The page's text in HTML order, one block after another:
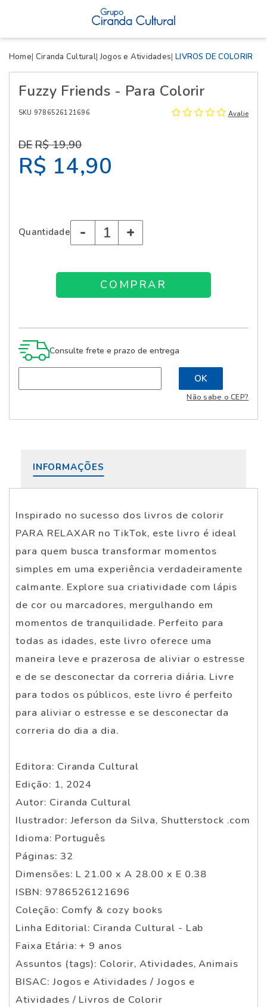
Home Ciranda Cultural Jogos e Atividades LIVROS DE COLORIR
Fuzzy Friends - Para Colorir
SKU 9786526121696 Avalie
R$ 19,90
R$ 14,90
Quantidade - +
Consulte frete e prazo de entrega
Não sabe o CEP?
INFORMAÇÕES
Inspirado no sucesso dos livros de colorir
PARA RELAXAR no TikTok, este livro é ideal
para quem busca transformar momentos
simples em uma experiência verdadeiramente
calmante. Explore sua criatividade com lápis
de cor ou marcadores, mergulhando em
momentos de tranquilidade. Perfeito para
todas as idades, este livro oferece uma
maneira leve e prazerosa de aliviar o estresse
e de se desconectar da correria diária. Livre
para todos os públicos, este livro é perfeito
para aliviar o estresse e se desconectar da
correria do dia a dia.
Editora: Ciranda Cultural
Edição: 1, 2024
Autor: Ciranda Cultural
Ilustrador: Jeferson da Silva, Shutterstock .com
Idioma: Português
Páginas: 32
Dimensões: L 21.00 x A 28.00 x E 0.38
ISBN: 9786526121696
Coleção: Comfy & cozy books
Linha Editorial: Ciranda Cultural - Lab
Faixa Etária: + 9 anos
Assuntos (tags): Colorir, Atividades, Animais
BISAC: Jogos e Atividades / Jogos e
Atividades / Livros de Colorir